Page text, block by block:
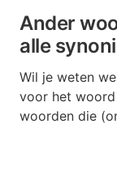
Ander
alle
Wil je weten
voor het
woorden die